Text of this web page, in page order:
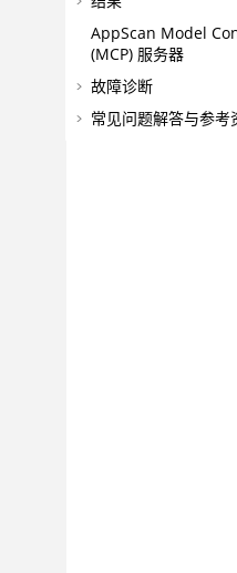
AppScan Model
(MCP) 服务器
故障诊断
常见问题解答与参考